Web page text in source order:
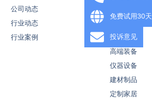
电子设备
高端装备
仪器设备
建材制品
定制家居
公司动态
行业动态
行业案例
免费试用30天
投诉意见